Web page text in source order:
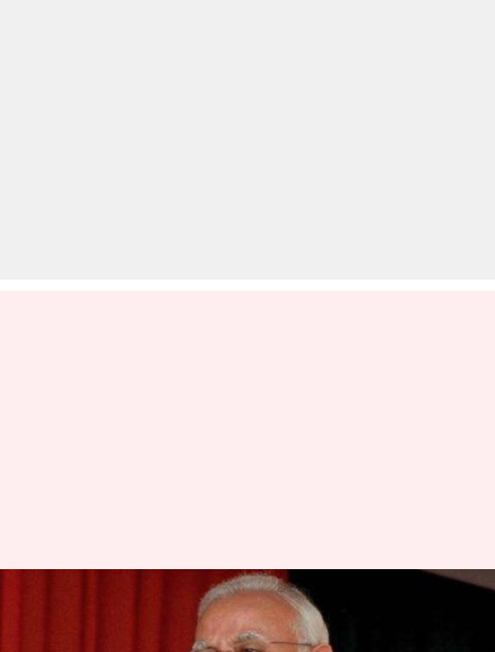
भारतीय वैज्ञानिकों ने अंतरिक्ष में बहुत
बड़ी उपलब्धि हासिल की- प्रधानमंत्री